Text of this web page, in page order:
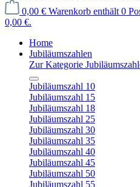
0,00 € Warenkorb enthält 0
0,00 €.
Home
Jubiläumszahlen
Zur Kategorie
Jubiläumszahl 10
Jubiläumszahl 15
Jubiläumszahl 18
Jubiläumszahl 25
Jubiläumszahl 30
Jubiläumszahl 35
Jubiläumszahl 40
Jubiläumszahl 45
Jubiläumszahl 50
Jubiläumszahl 55